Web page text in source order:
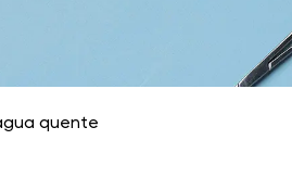
quente